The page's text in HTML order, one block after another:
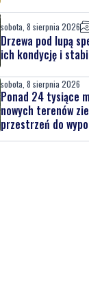
sobota, 8 sierpnia 2026
Drzewa pod lupą
ich kondycję i
sobota, 8 sierpnia 2026
Ponad 24 tysiące
nowych terenów
przestrzeń do